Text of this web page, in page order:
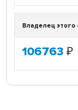
Владелец этого
106763 ₽